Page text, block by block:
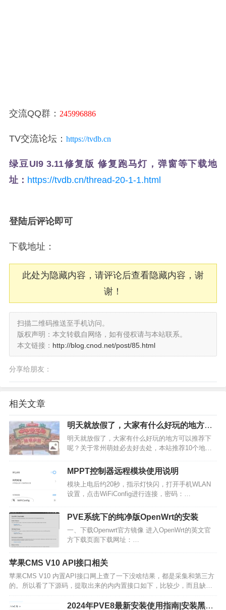
交流QQ群： 245996886
TV交流论坛： https://tvdb.cn
绿豆UI9 3.11修复版 修复跑马灯，弹窗等下载地
址： https://tvdb.cn/thread-20-1-1.html
登陆后评论即可
下载地址：
此处为隐藏内容，请评论后查看隐藏内容，谢
谢！
扫描二维码推送至手机访问。
版权声明：本文转载自网络，如有侵权请与本站联系。
本文链接： http://blog.cnod.net/post/85.html
分享给朋友：
相关文章
明天就放假了，大家有什么好玩的地方可
以推荐下呢？
明天就放假了，大家有什么好玩的地方可以推荐下
呢？关于常州萌娃必去好去处，本站推荐10个地
春秋乐园、天目湖南山竹海景区、环球动漫嬉戏
谷、茅山东方盐湖城·道天下、太湖湾露营谷、花谷
奇缘旅游景区、新龙生…
MPPT控制器远程模块使用说明
模块上电后约20秒，指示灯快闪，打开手机WLAN
设置，点击WiFiConfig进行连接，密码：
面，输入你的WIFI名称和密码，注意只能选择2.4G
网络，然后提交，等待30秒后闪灯熄灭再…
PVE系统下的纯净版OpenWrt的安装
一、下载Openwrt官方镜像 进入OpenWrt的英文官
方下载页面下载网址：
Stable Release OpenWrt 22.03.3我们需要的是X8…
苹果CMS V10 API接口相关
苹果CMS V10 内置API接口网上查了一下没啥结果，都是采集和第三方
的。所以看了下源码，提取出来的内内置接口如下，比较少，而且缺乏
一些字段，还是要自己写才行，供参考。苹果CMS V10 API接口相关影
片接口url：/api.php/p…2024年PVE8最新安装使用指南|安装黑群